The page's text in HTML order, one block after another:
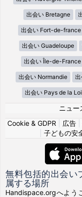
出会い Bretagne
出会い Fort-de-france
出会い Guadeloupe
出会い Île-de-France
出会い Normandie
出会い Pays de la
ニュー
Cookie & GDPR
広告
子どもの安
無料包括的出会い
属する場所
Handispace.orgへよう